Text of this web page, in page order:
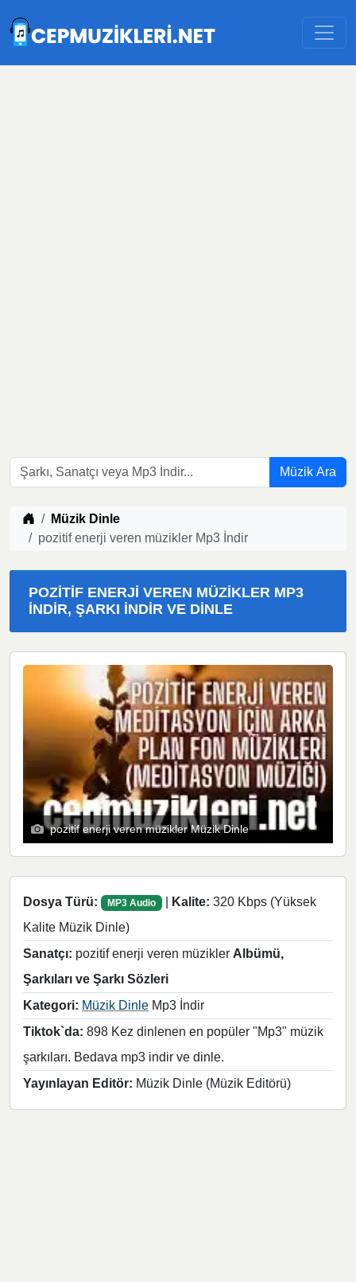
Müzik Ara
Müzik indir
Müzik Dinle
pozitif enerji veren müzikler Mp3 İndir
POZITIF ENERJI VEREN MÜZIKLER MP3
İNDIR, ŞARKI İNDIR VE DINLE
pozitif enerji veren müzikler Müzik Dinle
Dosya Türü: MP3 Audio | Kalite: 320 Kbps (Yüksek
Kalite Müzik Dinle)
Sanatçı: pozitif enerji veren müzikler Albümü,
Şarkıları ve Şarkı Sözleri
Kategori: Müzik Dinle Mp3 İndir
Tiktok`da: 898 Kez dinlenen en popüler "Mp3" müzik
şarkıları. Bedava mp3 indir ve dinle.
Yayınlayan Editör: Müzik Dinle (Müzik Editörü)